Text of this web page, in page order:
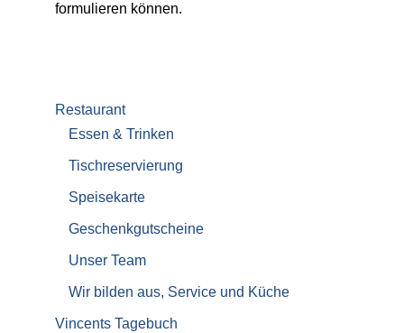
formulieren können.
Restaurant
Essen & Trinken
Tischreservierung
Speisekarte
Geschenkgutscheine
Unser Team
Wir bilden aus, Service und Küche
Vincents Tagebuch